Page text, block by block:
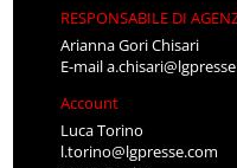
RESPONSABILE DI
Arianna Gori Chisari
E-mail
Account
Luca Torino
l.torino@lgpresse.com